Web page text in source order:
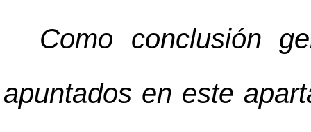
Como conclusión
apuntados en este